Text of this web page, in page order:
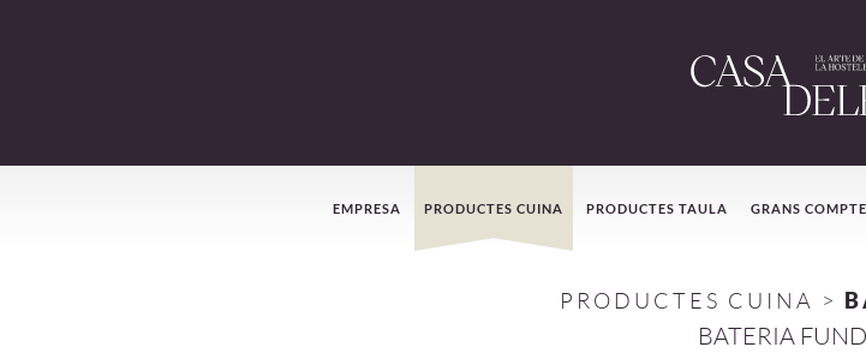
MenúEMPRESA PRODUCTES CUINA PRODUCTES TAULA GRANS
PRODUCTES CUINA >
BATERIA